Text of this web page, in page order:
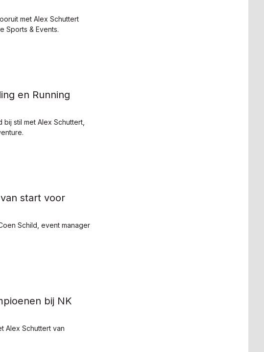
met Alex Schuttert
Sports & Events.
en Running
stil met Alex Schuttert,
start voor
Schild, event manager
bij NK
Alex Schuttert van